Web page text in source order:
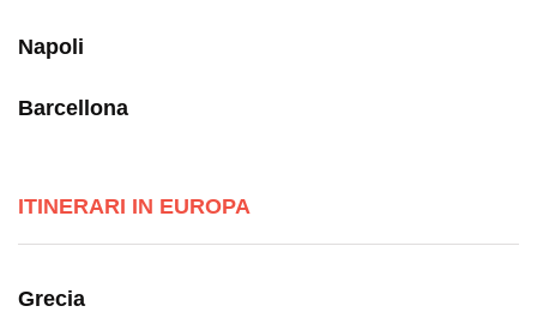
Napoli
Barcellona
ITINERARI IN EUROPA
Grecia